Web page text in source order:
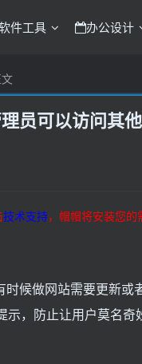
件工具 办公设计
员可以访问其
技术支持，帽帽将安装您的
候做网站需要更新
，防止让用户莫名